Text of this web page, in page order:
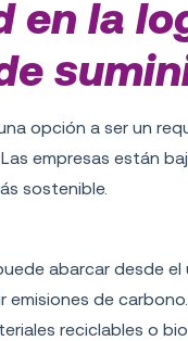
en la
opción a ser un
empresas están
sostenible.
abarcar desde
de
reciclables o